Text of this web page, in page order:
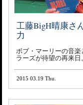
工藤BigH晴康さ
力
ボブ・マーリーの音
ラーズが待望の再来日
2015 03.19 Thu.